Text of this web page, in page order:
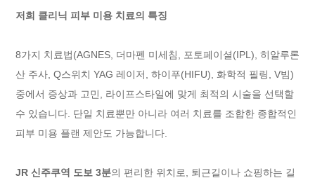
저희 클리닉 피부 미용 치료의 특징
8가지 치료법(AGNES, 더마펜 미세침, 포토페이셜(IPL), 히알루론
산 주사, Q스위치 YAG 레이저, 하이푸(HIFU), 화학적 필링, V빔)
중에서 증상과 고민, 라이프스타일에 맞게 최적의 시술을 선택할
수 있습니다. 단일 치료뿐만 아니라 여러 치료를 조합한 종합적인
피부 미용 플랜 제안도 가능합니다.
JR 신주쿠역 도보 3분의 편리한 위치로, 퇴근길이나 쇼핑하는 길